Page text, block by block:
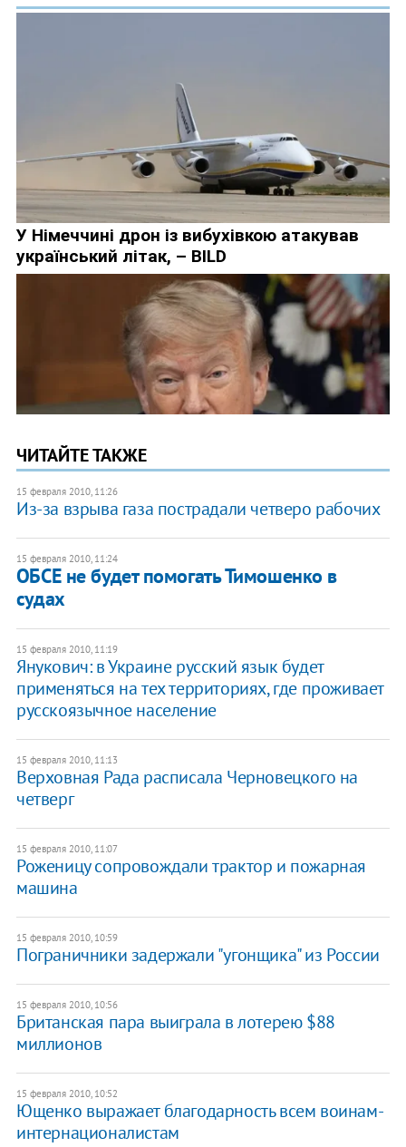
ЧИТАЙТЕ ТАКЖЕ
15 февраля 2010, 11:26
Из-за взрыва газа пострадали четверо рабочих
15 февраля 2010, 11:24
ОБСЕ не будет помогать Тимошенко в
судах
15 февраля 2010, 11:19
Янукович: в Украине русский язык будет
применяться на тех территориях, где проживает
русскоязычное население
15 февраля 2010, 11:13
Верховная Рада расписала Черновецкого на
четверг
15 февраля 2010, 11:07
Роженицу сопровождали трактор и пожарная
машина
15 февраля 2010, 10:59
Пограничники задержали "угонщика" из России
15 февраля 2010, 10:56
Британская пара выиграла в лотерею $88
миллионов
15 февраля 2010, 10:52
Ющенко выражает благодарность всем воинам-
интернационалистам